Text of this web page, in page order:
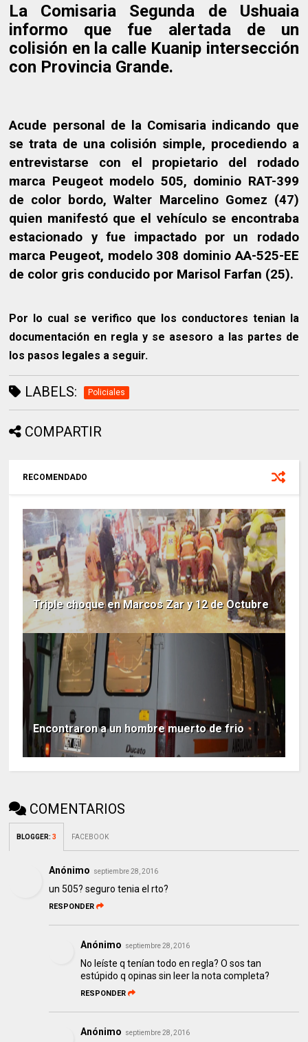
La Comisaria Segunda de Ushuaia
informo que fue alertada de un
colisión en la calle Kuanip intersección
con Provincia Grande.
Acude personal de la Comisaria indicando que
se trata de una colisión simple, procediendo a
entrevistarse con el propietario del rodado
marca Peugeot modelo 505, dominio RAT-399
de color bordo, Walter Marcelino Gomez (47)
quien manifestó que el vehículo se encontraba
estacionado y fue impactado por un rodado
marca Peugeot, modelo 308 dominio AA-525-EE
de color gris conducido por Marisol Farfan (25).
Por lo cual se verifico que los conductores tenian la
documentación en regla y se asesoro a las partes de
los pasos legales a seguir.
LABELS: Policiales
COMPARTIR
RECOMENDADO
Triple choque en Marcos Zar y 12 de Octubre
Encontraron a un hombre muerto de frio
COMENTARIOS
BLOGGER:3 FACEBOOK
Anónimo septiembre 28, 2016
un 505? seguro tenia el rto?
RESPONDER
Anónimo septiembre 28, 2016
No leíste q tenían todo en regla? O sos tan
estúpido q opinas sin leer la nota completa?
RESPONDER
Anónimo septiembre 28, 2016